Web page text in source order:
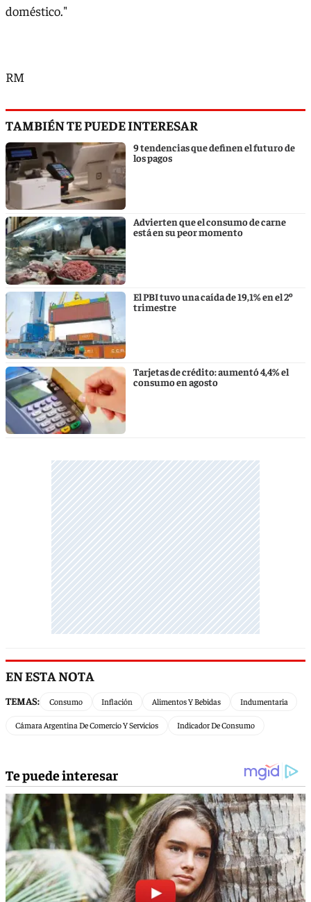
doméstico."
RM
TAMBIÉN TE PUEDE INTERESAR
9 tendencias que definen el futuro de
los pagos
Advierten que el consumo de carne
está en su peor momento
El PBI tuvo una caída de 19,1% en el 2º
trimestre
Tarjetas de crédito: aumentó 4,4% el
consumo en agosto
EN ESTA NOTA
TEMAS: Consumo Inflación Alimentos Y Bebidas Indumentaria
Cámara Argentina De Comercio Y Servicios Indicador De Consumo